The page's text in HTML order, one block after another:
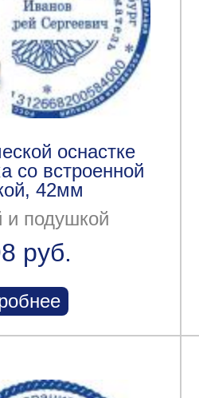
оснастке
со встроенной
42мм
и подушкой
руб.